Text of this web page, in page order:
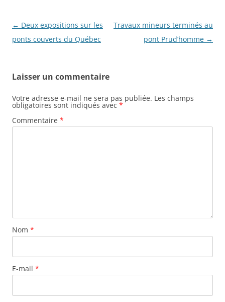
N
a
g
a
t
i
t
c
e
← Deux expositions sur les
ponts couverts du Québec
Travaux mineurs terminés au
pont Prud’homme →
Laisser un commentaire
Votre adresse e-mail ne sera pas publiée. Les champs
obligatoires sont indiqués avec *
Commentaire *
Nom *
E-mail *